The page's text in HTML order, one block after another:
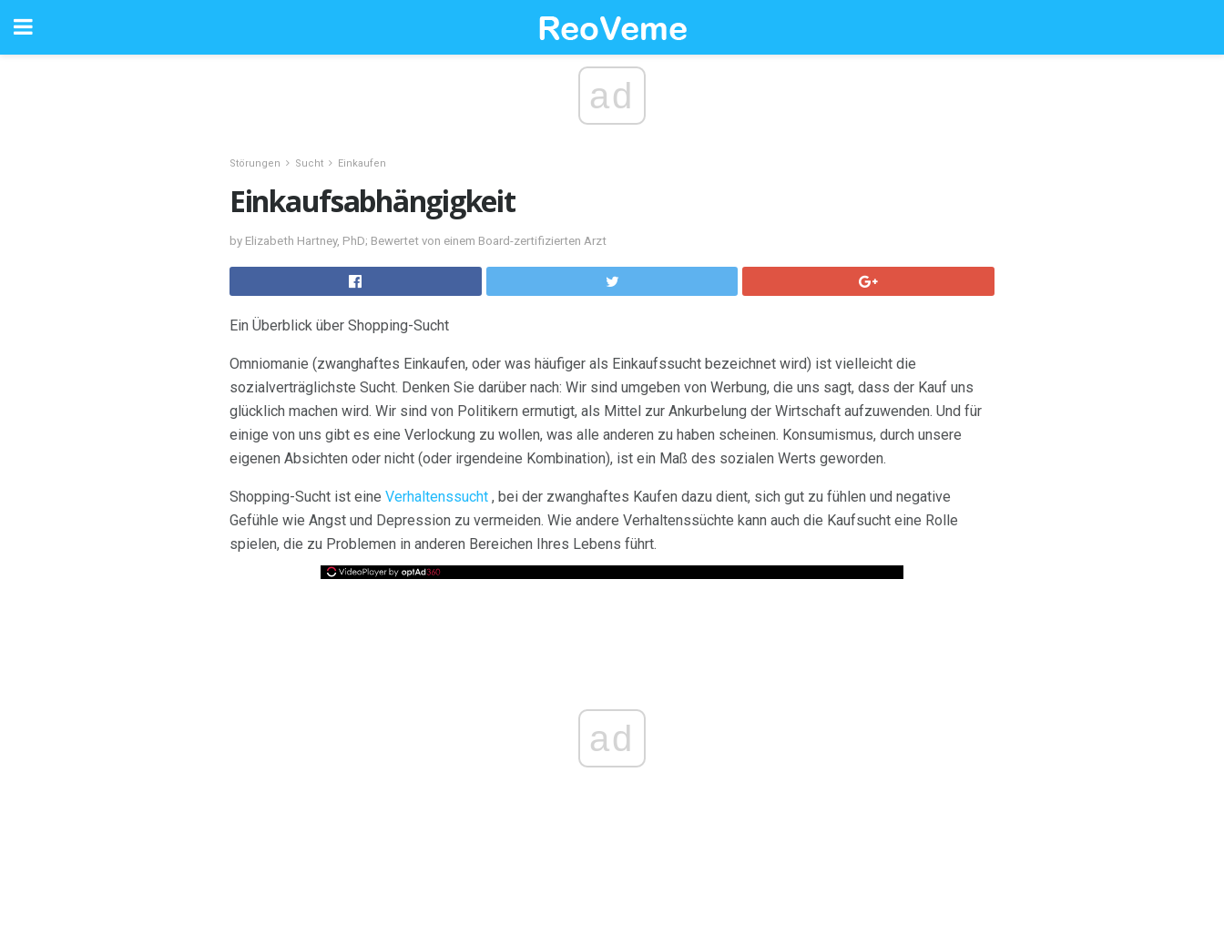
ad
Störungen Sucht Einkaufen
Einkaufsabhängigkeit
by Elizabeth Hartney, PhD; Bewertet von einem Board-zertifizierten Arzt
Ein Überblick über Shopping-Sucht
Omniomanie (zwanghaftes Einkaufen, oder was häufiger als Einkaufssucht bezeichnet wird) ist vielleicht die
sozialverträglichste Sucht. Denken Sie darüber nach: Wir sind umgeben von Werbung, die uns sagt, dass der Kauf uns
glücklich machen wird. Wir sind von Politikern ermutigt, als Mittel zur Ankurbelung der Wirtschaft aufzuwenden. Und für
einige von uns gibt es eine Verlockung zu wollen, was alle anderen zu haben scheinen. Konsumismus, durch unsere
eigenen Absichten oder nicht (oder irgendeine Kombination), ist ein Maß des sozialen Werts geworden.
Shopping-Sucht ist eine Verhaltenssucht , bei der zwanghaftes Kaufen dazu dient, sich gut zu fühlen und negative
Gefühle wie Angst und Depression zu vermeiden. Wie andere Verhaltenssüchte kann auch die Kaufsucht eine Rolle
spielen, die zu Problemen in anderen Bereichen Ihres Lebens führt.
ad